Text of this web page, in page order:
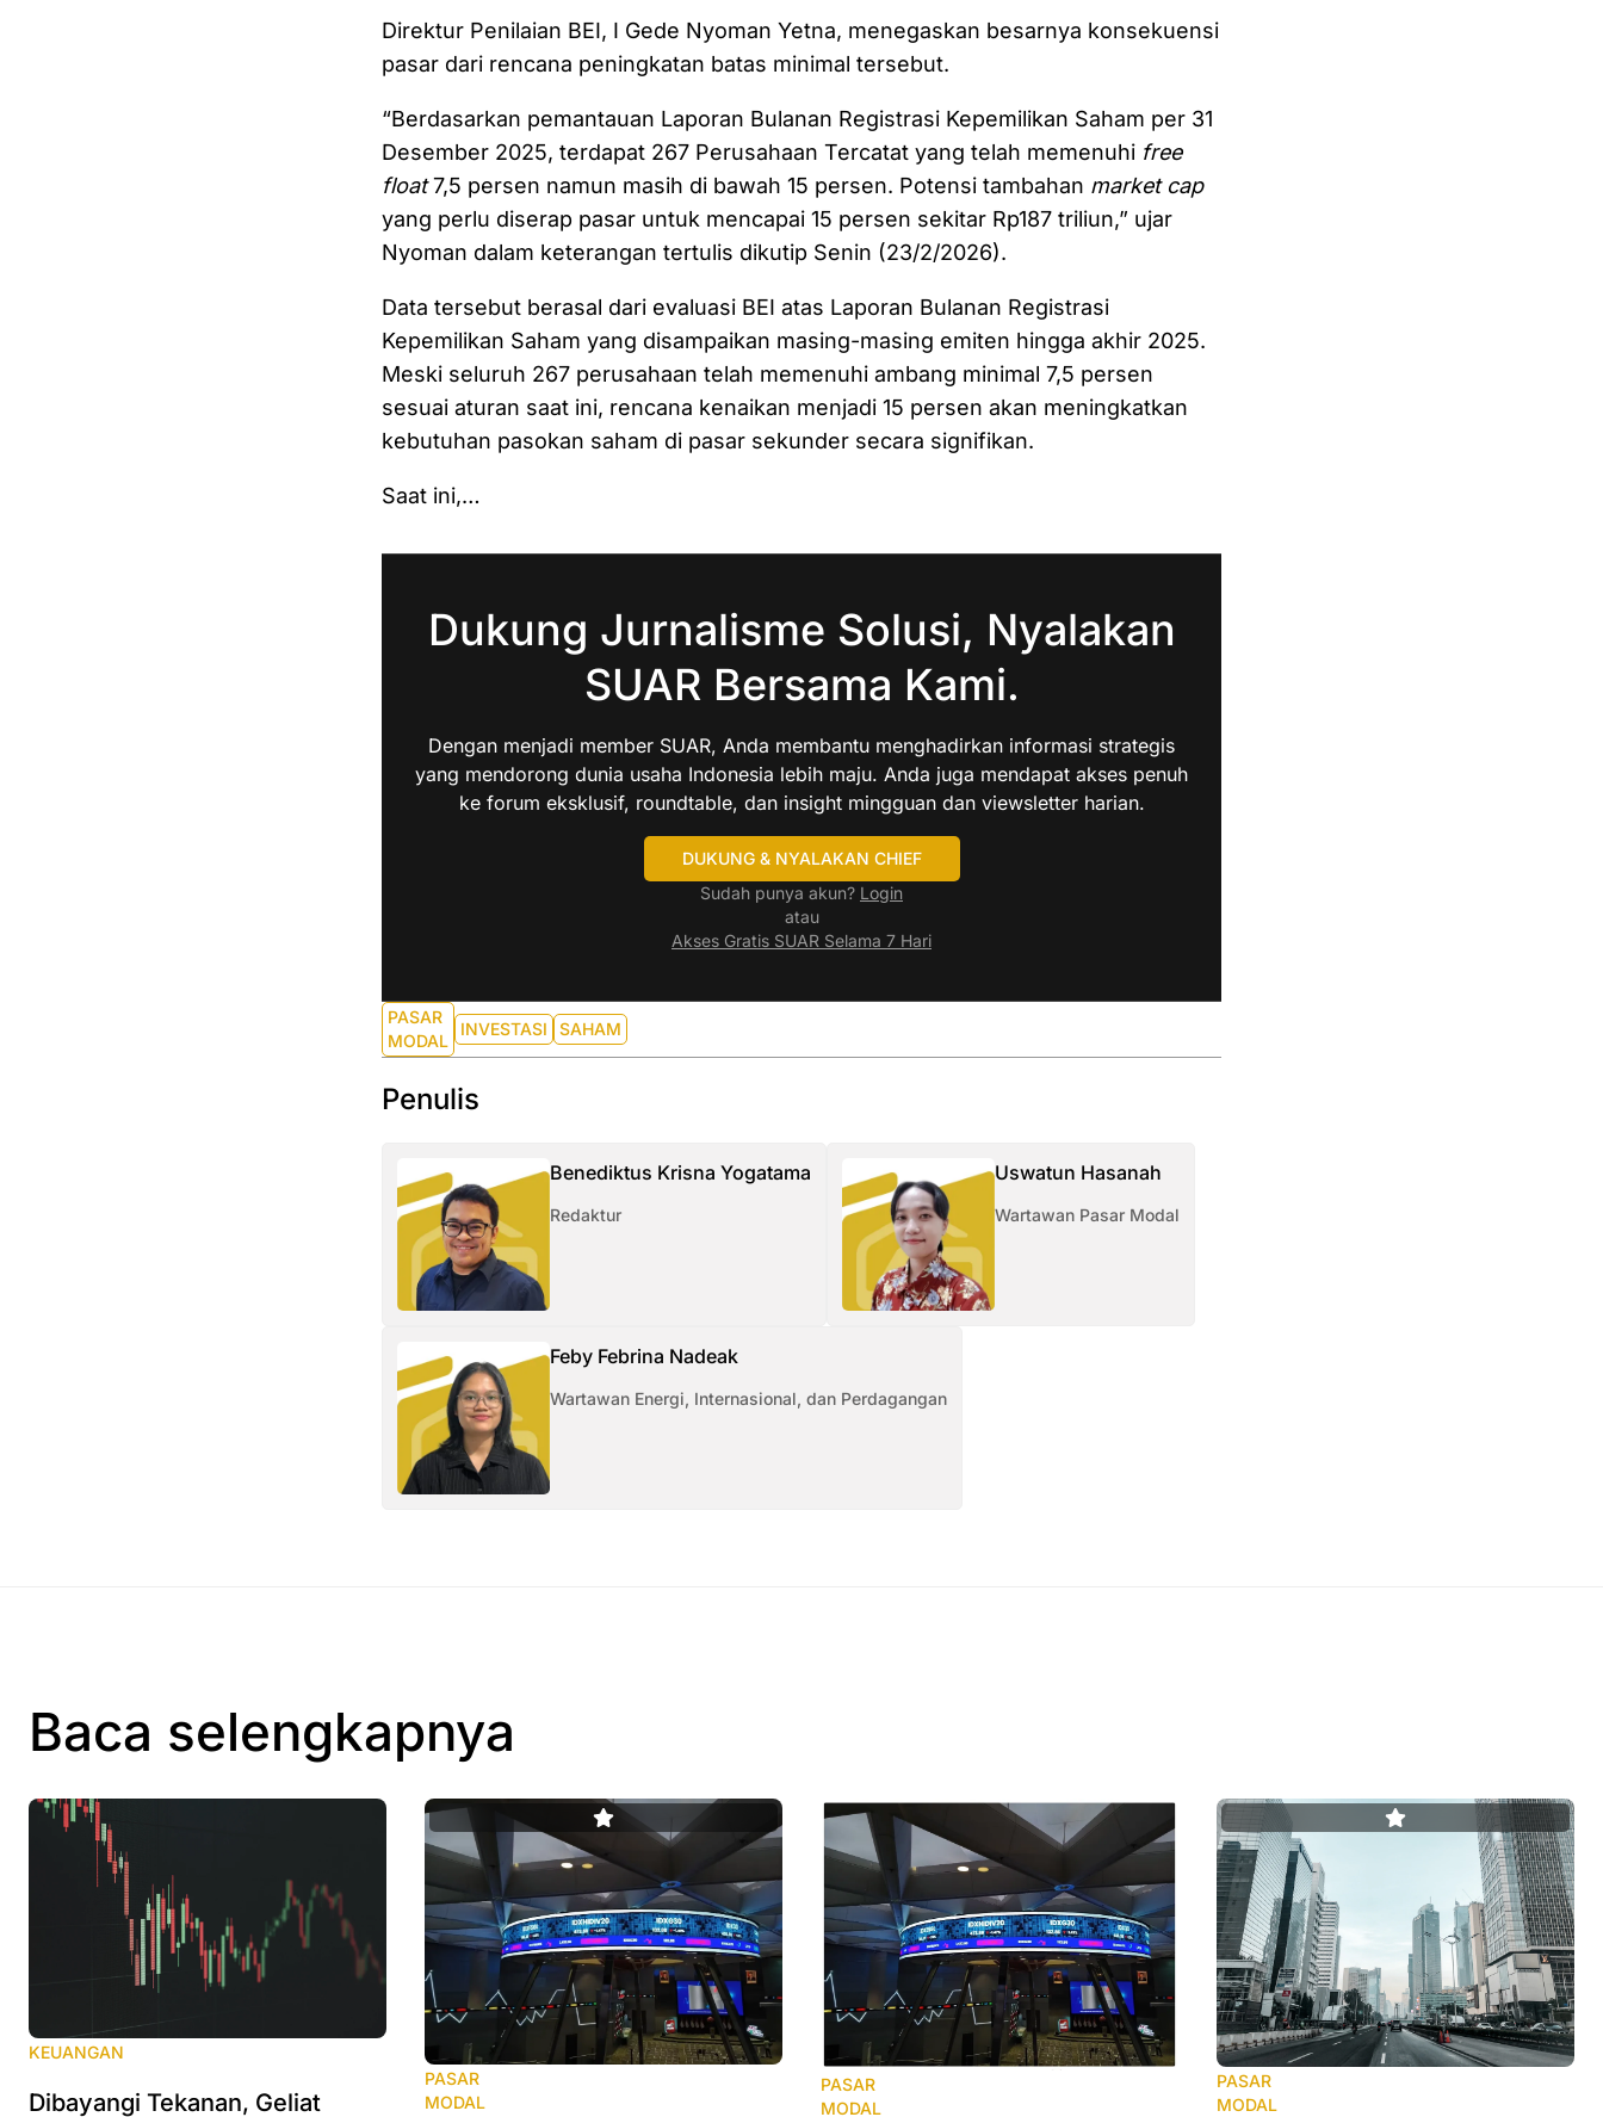
Direktur Penilaian BEI, I Gede Nyoman Yetna, menegaskan besarnya konsekuensi
pasar dari rencana peningkatan batas minimal tersebut.
“Berdasarkan pemantauan Laporan Bulanan Registrasi Kepemilikan Saham per 31
Desember 2025, terdapat 267 Perusahaan Tercatat yang telah memenuhi free
float7,5 persen namun masih di bawah 15 persen. Potensi tambahan market cap
yang perlu diserap pasar untuk mencapai 15 persen sekitar Rp187 triliun,” ujar
Nyoman dalam keterangan tertulis dikutip Senin (23/2/2026).
Data tersebut berasal dari evaluasi BEI atas Laporan Bulanan Registrasi
Kepemilikan Saham yang disampaikan masing-masing emiten hingga akhir 2025.
Meski seluruh 267 perusahaan telah memenuhi ambang minimal 7,5 persen
sesuai aturan saat ini, rencana kenaikan menjadi 15 persen akan meningkatkan
kebutuhan pasokan saham di pasar sekunder secara signifikan.
Saat ini,…
Dukung Jurnalisme Solusi, Nyalakan
SUAR Bersama Kami.
Dengan menjadi member SUAR, Anda membantu menghadirkan informasi strategis
yang mendorong dunia usaha Indonesia lebih maju. Anda juga mendapat akses penuh
ke forum eksklusif, roundtable, dan insight mingguan dan viewsletter harian.
DUKUNG & NYALAKAN CHIEF
Sudah punya akun? Login
atau
Akses Gratis SUAR Selama 7 Hari
PASAR
MODAL
INVESTASI SAHAM
Penulis
Benediktus Krisna Yogatama
Redaktur
Uswatun Hasanah
Wartawan Pasar Modal
Feby Febrina Nadeak
Wartawan Energi, Internasional, dan Perdagangan
Baca selengkapnya
KEUANGAN
Dibayangi Tekanan, Geliat
PASAR
MODAL
PASAR
MODAL
PASAR
MODAL